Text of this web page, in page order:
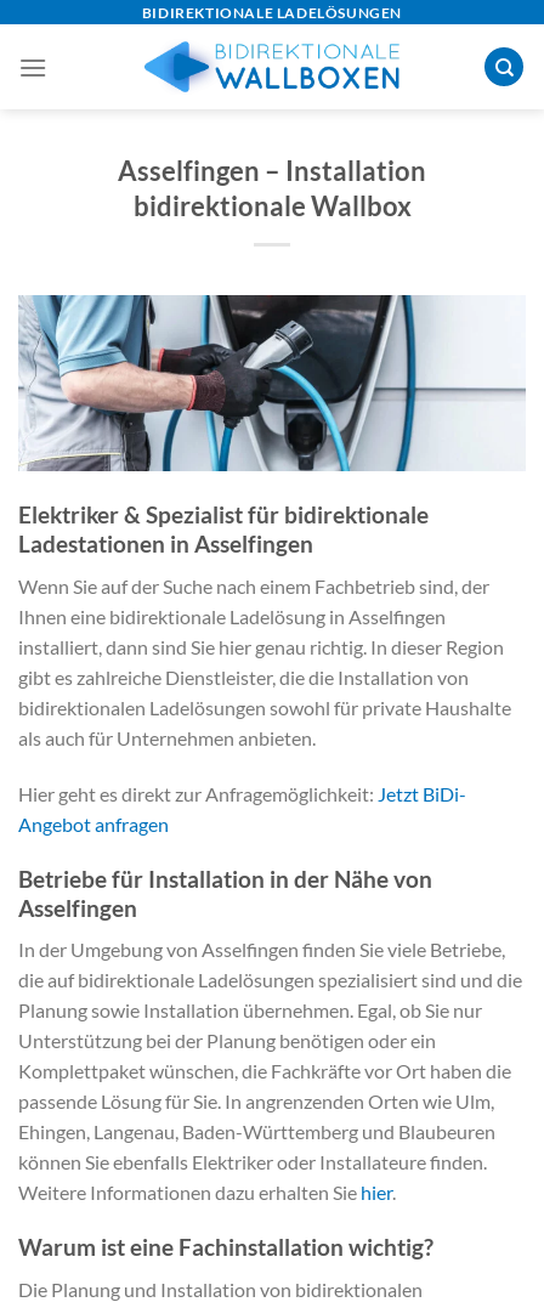
content
BIDIREKTIONALE LADELÖSUNGEN
Asselfingen – Installation
bidirektionale Wallbox
Elektriker & Spezialist für bidirektionale
Ladestationen in Asselfingen
Wenn Sie auf der Suche nach einem Fachbetrieb sind, der
Ihnen eine bidirektionale Ladelösung in Asselfingen
installiert, dann sind Sie hier genau richtig. In dieser Region
gibt es zahlreiche Dienstleister, die die Installation von
bidirektionalen Ladelösungen sowohl für private Haushalte
als auch für Unternehmen anbieten.
Hier geht es direkt zur Anfragemöglichkeit: Jetzt BiDi-
Angebot anfragen
Betriebe für Installation in der Nähe von
Asselfingen
In der Umgebung von Asselfingen finden Sie viele Betriebe,
die auf bidirektionale Ladelösungen spezialisiert sind und die
Planung sowie Installation übernehmen. Egal, ob Sie nur
Unterstützung bei der Planung benötigen oder ein
Komplettpaket wünschen, die Fachkräfte vor Ort haben die
passende Lösung für Sie. In angrenzenden Orten wie Ulm,
Ehingen, Langenau, Baden-Württemberg und Blaubeuren
können Sie ebenfalls Elektriker oder Installateure finden.
Weitere Informationen dazu erhalten Sie hier.
Warum ist eine Fachinstallation wichtig?
Die Planung und Installation von bidirektionalen